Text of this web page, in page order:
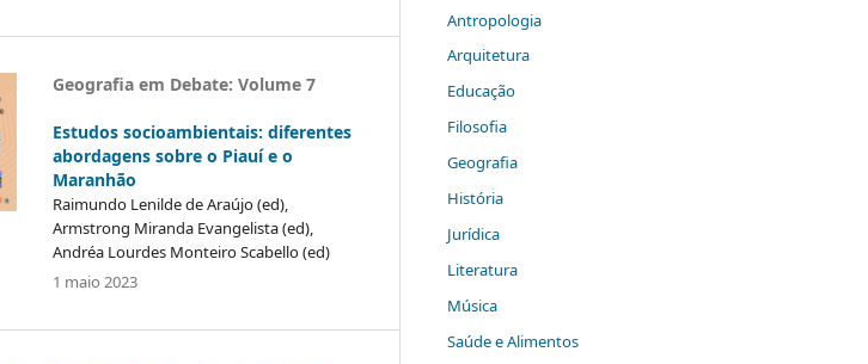
Geografia em Debate: Volume 7
Estudos socioambientais: diferentes
abordagens sobre o Piauí e o
Maranhão
Raimundo Lenilde de Araújo (ed),
Armstrong Miranda Evangelista (ed),
Andréa Lourdes Monteiro Scabello (ed)
1 maio 2023
Antropologia
Arquitetura
Educação
Filosofia
Geografia
História
Jurídica
Literatura
Música
Saúde e Alimentos